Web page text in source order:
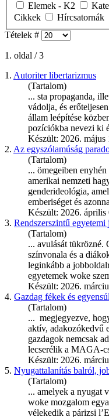
Elemek - K2
Cikkek
Hírcsatornák
Tételek #
1. oldal / 3
1. Autoriter libertarizmus
(Tartalom)
... sta propaganda,
vádolja, és
állam leépítése
pozíciókba nevezi ki
Készült: 2026. május
2. Az egyszólamúság
(Tartalom)
... ömegeiben
amerikai nemzeti
genderideológia,
emberiséget és
Készült: 2026. április
3. Rendszerszintű
(Tartalom)
... avulását tükrözné.
színvonala és a
leginkább a
egyetemek woke
Készült: 2026.
4. Gazdag fékek és
(Tartalom)
... megjegyezve,
aktív, adakozókedvű
gazdagok nemcsak
lecserélik a MAGA-
Készült: 2026.
5. Nyugattalanítás balról,
(Tartalom)
... amelyek a nyugat
woke mozgalom
vélekedik a párizsi